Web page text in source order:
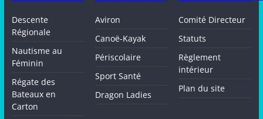
Descente
Régionale
Nautisme au
Féminin
Régate des
Bateaux en
Carton
Aviron
Canoë-Kayak
Périscolaire
Sport Santé
Dragon Ladies
Comité Directeur
Statuts
Règlement
intérieur
Plan du site